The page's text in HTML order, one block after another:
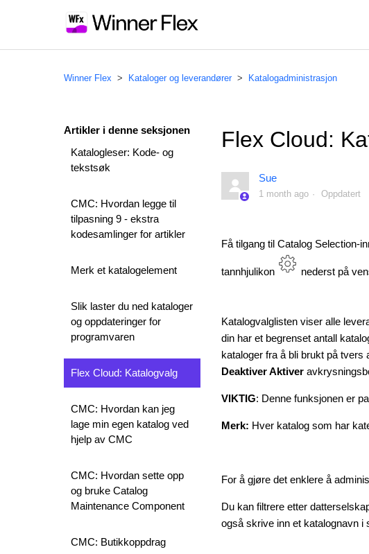
Winner Flex Kataloger og leverandører Katalogadministrasjon
Artikler i denne seksjonen
Katalogleser: Kode- og
tekstsøk
CMC: Hvordan legge til
tilpasning 9 - ekstra
kodesamlinger for artikler
Merk et katalogelement
Slik laster du ned kataloger
og oppdateringer for
programvaren
Flex Cloud: Katalogvalg
CMC: Hvordan kan jeg
lage min egen katalog ved
hjelp av CMC
CMC: Hvordan sette opp
og bruke Catalog
Maintenance Component
CMC: Butikkoppdrag
Flex Cloud:
Sue
1 month ago Oppdatert
Få tilgang til Catalog Selection-
tannhjulikon nederst på
Katalogvalglisten viser alle
din har et begrenset antall
kataloger fra å bli brukt på tvers
Deaktiver Aktiver
VIKTIG: Denne funksjonen er
Merk: Hver katalog som har
For å gjøre det enklere å
Du kan filtrere etter
også skrive inn et katalognavn i